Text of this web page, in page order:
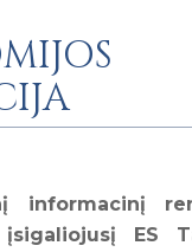
informacinį
ES